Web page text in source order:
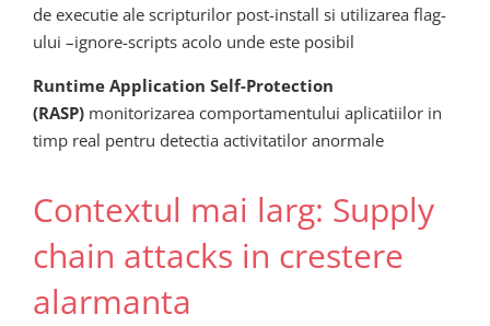
de executie ale scripturilor post-install si utilizarea flag-
ului –ignore-scripts acolo unde este posibil
Runtime Application Self-Protection
(RASP) monitorizarea comportamentului aplicatiilor in
timp real pentru detectia activitatilor anormale
Contextul mai larg: Supply
chain attacks in crestere
alarmanta